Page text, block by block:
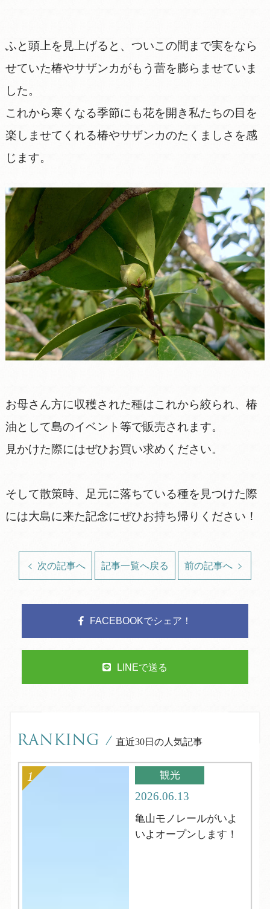
ふと頭上を見上げると、ついこの間まで実をなら
せていた椿やサザンカがもう蕾を膨らませていま
した。
これから寒くなる季節にも花を開き私たちの目を
楽しませてくれる椿やサザンカのたくましさを感
じます。
お母さん方に収穫された種はこれから絞られ、椿
油として島のイベント等で販売されます。
見かけた際にはぜひお買い求めください。
そして散策時、足元に落ちている種を見つけた際
には大島に来た記念にぜひお持ち帰りください！
次の記事へ 記事一覧へ戻る 前の記事へ
FACEBOOKでシェア！
LINEで送る
RANKING / 直近30日の人気記事
観光
2026.06.13
亀山モノレールがいよ
いよオープンします！